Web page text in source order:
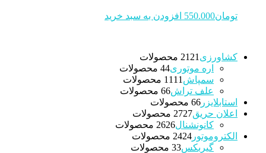
تومان550.000 افزودن به سبد خرید
کشاورزی 21 21 محصولات
اره موتوری 44 محصولات
سمپاش
11 11 محصولات
علف تراش 66 محصولات
استابلایزر
66 محصولات
اعلان حریق
2727 محصولات
کانونشنال
2626 محصولات
الکتروموتور
2424 محصولات
گیربکس 33 محصولات